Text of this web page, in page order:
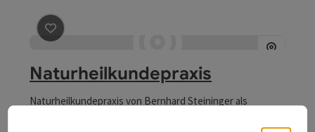
Beitrag merken
Naturheilkundepraxis
Naturheilkundepraxis von Bernhard Steininger als